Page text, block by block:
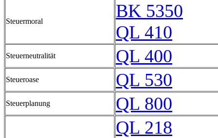
Steuermoral
BK 5350
QL 410
Steuerneutralität QL 400
Steueroase QL 530
Steuerplanung QL 800
QL 218